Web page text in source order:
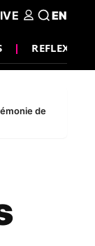
REFLEXION
EN
de